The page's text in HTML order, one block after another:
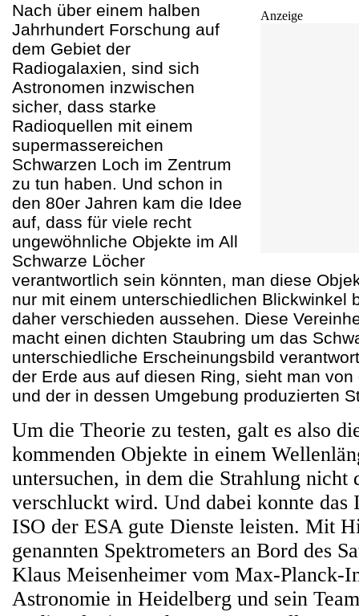
Anzeige
Nach über einem halben
Jahrhundert Forschung auf
dem Gebiet der
Radiogalaxien, sind sich
Astronomen inzwischen
sicher, dass starke
Radioquellen mit einem
supermassereichen
Schwarzen Loch im Zentrum
zu tun haben. Und schon in
den 80er Jahren kam die Idee
auf, dass für viele recht
ungewöhnliche Objekte im All
Schwarze Löcher
verantwortlich sein könnten, man diese
nur mit einem unterschiedlichen Blickwinkel
daher verschieden aussehen. Diese
macht einen dichten Staubring um das
unterschiedliche Erscheinungsbild
der Erde aus auf diesen Ring, sieht man
und der in dessen Umgebung produzierten
Um die Theorie zu testen, galt es also
kommenden Objekte in einem
untersuchen, in dem die Strahlung nicht
verschluckt wird. Und dabei konnte das
ISO der ESA gute Dienste leisten. Mit
genannten Spektrometers an Bord des
Klaus Meisenheimer vom Max-Planck-
Astronomie in Heidelberg und sein